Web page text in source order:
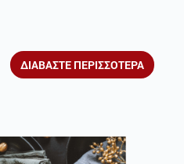
ΔΙΑΒΑΣΤΕ ΠΕΡΙΣΣΟΤΕΡΑ